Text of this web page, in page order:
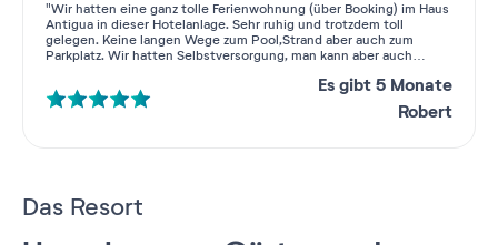
"Wir hatten eine ganz tolle Ferienwohnung (über Booking) im Haus
Antigua in dieser Hotelanlage. Sehr ruhig und trotzdem toll
gelegen. Keine langen Wege zum Pool,Strand aber auch zum
Parkplatz. Wir hatten Selbstversorgung, man kann aber auch
buchen. Ein Supermarkt und der nächste Ort mit toller Bäckerei
sind auch fußläufig zu erreichen,wir empfehlen aber ein Auto. Auf
dem Gelände direkt gibt es auch einen kleinen Minimarkt, hier
Es gibt 5 Monate
Robert
Das Resort